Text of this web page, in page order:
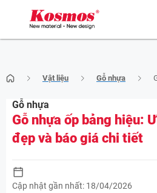
to
content
Vật liệu Gỗ nhựa
Gỗ nhựa
Gỗ nhựa ốp bảng hiệu:
đẹp và báo giá chi tiết
Cập nhật gần nhất: 18/04/2026